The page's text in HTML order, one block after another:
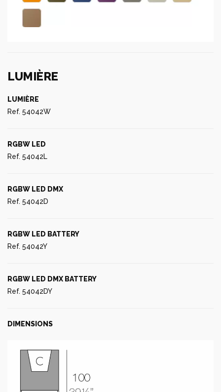
LUMIÈRE
LUMIÈRE
Ref. 54042W
RGBW LED
Ref. 54042L
RGBW LED DMX
Ref. 54042D
RGBW LED BATTERY
Ref. 54042Y
RGBW LED DMX BATTERY
Ref. 54042DY
DIMENSIONS